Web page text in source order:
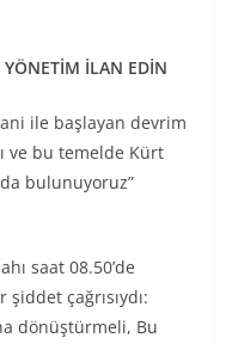
YÖNETİM İLAN EDİN
ile başlayan devrim
ve bu temelde Kürt
bulunuyoruz”
saat 08.50’de
şiddet çağrısıydı:
dönüştürmeli, Bu